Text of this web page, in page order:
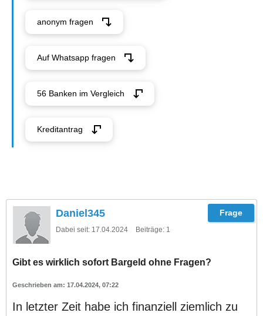
anonym fragen
Auf Whatsapp fragen
56 Banken im Vergleich
Kreditantrag
Daniel345
Dabei seit: 17.04.2024 Beiträge: 1
Gibt es wirklich sofort Bargeld ohne Fragen?
17.04.2024, 07:22
In letzter Zeit habe ich finanziell ziemlich zu